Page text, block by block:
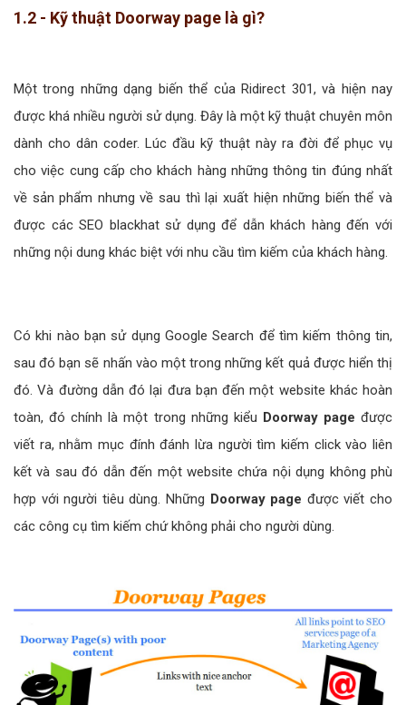
1.2 - Kỹ thuật Doorway page là gì?
Một trong những dạng biến thể của Ridirect 301, và hiện nay
được khá nhiều người sử dụng. Đây là một kỹ thuật chuyên môn
dành cho dân coder. Lúc đầu kỹ thuật này ra đời để phục vụ
cho việc cung cấp cho khách hàng những thông tin đúng nhất
về sản phẩm nhưng về sau thì lại xuất hiện những biến thể và
được các SEO blackhat sử dụng để dẫn khách hàng đến với
những nội dung khác biệt với nhu cầu tìm kiếm của khách hàng.
Có khi nào bạn sử dụng Google Search để tìm kiếm thông tin,
sau đó bạn sẽ nhấn vào một trong những kết quả được hiển thị
đó. Và đường dẫn đó lại đưa bạn đến một website khác hoàn
toàn, đó chính là một trong những kiểu Doorway page được
viết ra, nhằm mục đính đánh lừa người tìm kiếm click vào liên
kết và sau đó dẫn đến một website chứa nội dụng không phù
hợp với người tiêu dùng. Những Doorway page được viết cho
các công cụ tìm kiếm chứ không phải cho người dùng.